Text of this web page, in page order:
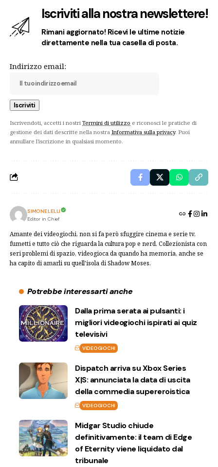
Iscriviti alla nostra newslettere!
Rimani aggiornato! Ricevi le ultime notizie
direttamente nella tua casella di posta.
Indirizzo email:
Iscrivendoti, accetti i nostri Termini di utilizzo e riconosci le pratiche di
gestione dei dati descritte nella nostra Informativa sulla privacy. Puoi
annullare l'iscrizione in qualsiasi momento.
SIMONE LELLI
Editor in Chief
Amante dei videogiochi, non si fa però sfuggire cinema e serie tv,
fumetti e tutto ciò che riguarda la cultura pop e nerd. Collezionista con
seri problemi di spazio, videogioca da quando ha memoria, anche se
ha capito di amarli su quell'isola di Shadow Moses.
Potrebbe interessarti anche
Dalla prima serata ai pulsanti: i
migliori videogiochi ispirati ai quiz
televisivi
VIDEOGIOCHI
Dispatch arriva su Xbox Series
X|S: annunciata la data di uscita
della commedia supereroistica
VIDEOGIOCHI
Midgar Studio chiude
definitivamente: il team di Edge
of Eternity viene liquidato dal
tribunale